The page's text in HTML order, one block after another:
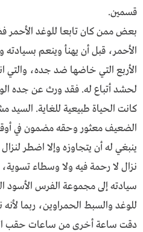
قسمين.
بعض ممن كان تابعا للوغد الأحمر
الأحمر، قبل أن يهنأ وينعم بسيادته
الأربع التي خاضها ضد جده، والتي
لحشد أتباع له. فقد ورث عن جده
كانت الحياة طبيعية للغاية. السيد
الضعيف معثور وحقه مضمون في
ينبغي له أن يتجاوزه وإلا اضطر
نزال لا رحمة فيه ولا وسطاء
سيادته إلى مجموعة الفرس الأسود
للوغد والسبط الحمراوين، ربما
دقت ساعة أخرى من ساعات حقب